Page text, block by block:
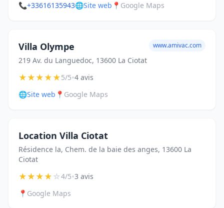
📞+33616135943🌐Site web 📍 Google Maps
Villa Olympe
219 Av. du Languedoc, 13600 La Ciotat
www.amivac.com
★★★★★5/5•4 avis
🌐Site web 📍 Google Maps
Location Villa Ciotat
Résidence la, Chem. de la baie des anges, 13600 La
Ciotat
★★★★☆4/5•3 avis
📍 Google Maps